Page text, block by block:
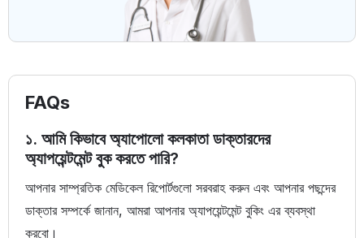
FAQs
১. আমি কিভাবে অ্যাপোলো কলকাতা ডাক্তারদের
অ্যাপয়েন্টমেন্ট বুক করতে পারি?
আপনার সাম্প্রতিক মেডিকেল রিপোর্টগুলো সরবরাহ করুন এবং আপনার পছন্দের
ডাক্তার সম্পর্কে জানান, আমরা আপনার অ্যাপয়েন্টমেন্ট বুকিং এর ব্যবস্থা
করবো।